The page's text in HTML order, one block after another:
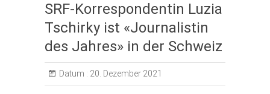
SRF-Korrespondentin Luzia
Tschirky ist «Journalistin
des Jahres» in der Schweiz
Datum : 20. Dezember 2021